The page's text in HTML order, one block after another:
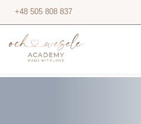
+48 505 808 837